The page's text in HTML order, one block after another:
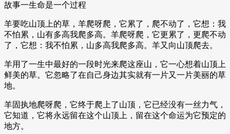
故事一生命是一个过程
羊要吃山顶上的草，羊爬呀爬，它累了，爬不动了，它想：我
不怕累，山有多高我爬多高。羊爬呀爬，它更累了，更爬不动
了，它想：我不怕累，山多高我爬多高。羊又向山顶爬去。
羊用了一生中最好的一段时光来爬这座山，它一心想着山顶上
鲜美的草。它忽略了在自己身边其实就有一片又一片美丽的草
地。
羊固执地爬呀爬，它终于爬上了山顶，它已经没有一丝力气，
它知道，它将永远留在这个山顶上，留在这个命运为它预定的
地方。